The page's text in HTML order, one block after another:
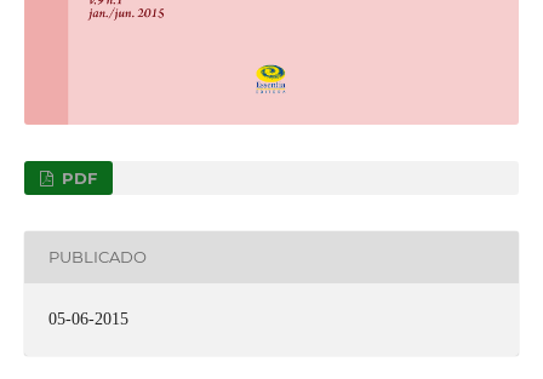
PDF
PUBLICADO
05-06-2015